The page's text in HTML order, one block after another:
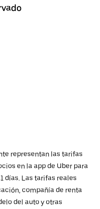
representan las tarifas
en la app de Uber para
días. Las tarifas reales
compañía de renta
del auto y otras